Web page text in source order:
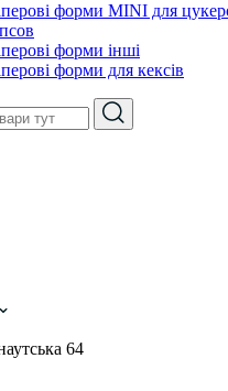
форми MINI для
форми інші
форми для кексів
64